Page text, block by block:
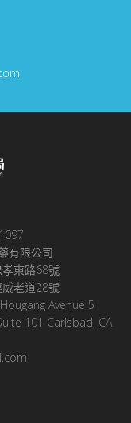
有限公司
東路68號
老道28號
Avenue 5
101 Carlsbad, CA